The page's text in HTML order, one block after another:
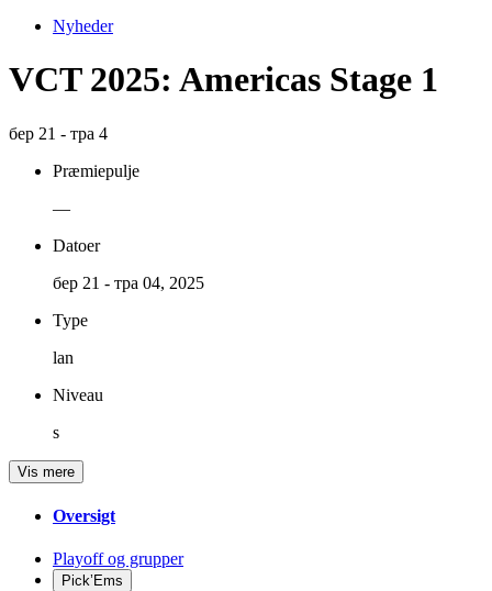
Nyheder
VCT 2025: Americas Stage 1
бер 21 - тра 4
Præmiepulje
—
Datoer
бер 21 - тра 04, 2025
Type
lan
Niveau
s
Vis mere
Oversigt
Playoff og grupper
Pick’Ems